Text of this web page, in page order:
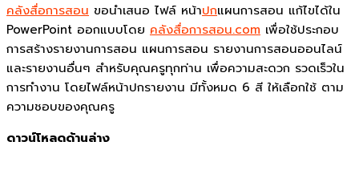
คลังสื่อการสอน ขอนำเสนอ ไฟล์ หน้าปกแผนการสอน แก้ไขได้ใน
PowerPoint ออกแบบโดย คลังสื่อการสอน.com เพื่อใช้ประกอบ
การสร้างรายงานการสอน แผนการสอน รายงานการสอนออนไลน์
และรายงานอื่นๆ สำหรับคุณครูทุกท่าน เพื่อความสะดวก รวดเร็วใน
การทำงาน โดยไฟล์หน้าปกรายงาน มีทั้งหมด 6 สี ให้เลือกใช้ ตาม
ความชอบของคุณครู
ดาวน์โหลดด้านล่าง